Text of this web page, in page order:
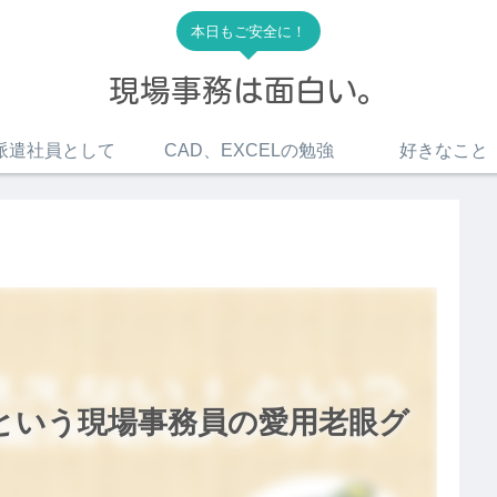
本日もご安全に！
現場事務は面白い。
遣社員として CAD、EXCELの勉強 好きなこと
う現場事務員の愛用老眼グ